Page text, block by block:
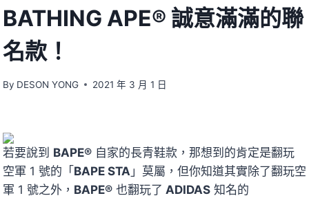
BATHING APE® 誠意滿滿的聯
名款！
By DESON YONG 2021 年 3 月 1 日
若要說到 BAPE® 自家的長青鞋款，那想到的肯定是翻玩
空軍 1 號的「BAPE STA 」莫屬，但你知道其實除了翻玩空
軍 1 號之外， BAPE® 也翻玩了 ADIDAS 知名的